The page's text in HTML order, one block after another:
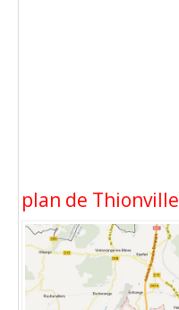
plan de Thionville